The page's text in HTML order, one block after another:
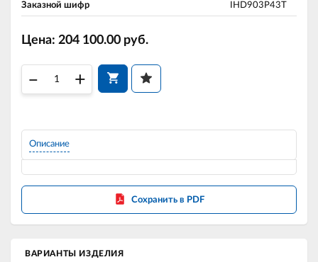
ВАРИАНТЫ ИЗДЕЛИЯ
Заказной шифр IHD903P43T
Цена: 204 100.00 руб.
– +
Описание
Сохранить в PDF